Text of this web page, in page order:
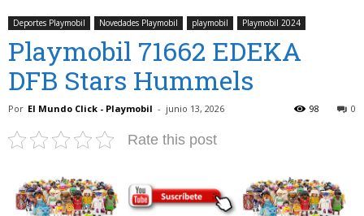
Deportes Playmobil Novedades Playmobil playmobil Playmobil 2024
Playmobil 71662 EDEKA
DFB Stars Hummels
Por El Mundo Click - Playmobil - junio 13, 2026 0
98
Rate this post